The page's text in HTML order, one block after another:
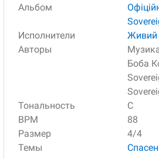
Альбом
Исполнители
Живий
Авторы
Боба
Тональность
C
BPM
88
Размер
4/4
Темы